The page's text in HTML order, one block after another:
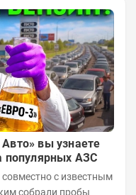
вы узнаете
популярных АЗС
с известным
собрали пробы